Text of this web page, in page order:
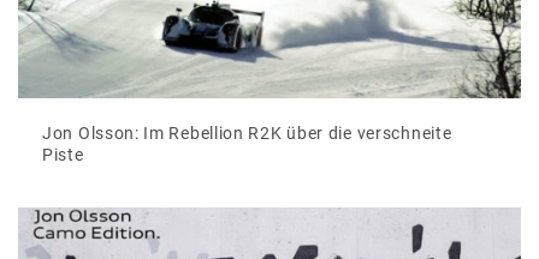
Jon Olsson: Im Rebellion R2K über die verschneite
Piste